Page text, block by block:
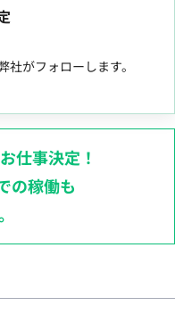
がフォローします。
仕事決定！
の稼働も